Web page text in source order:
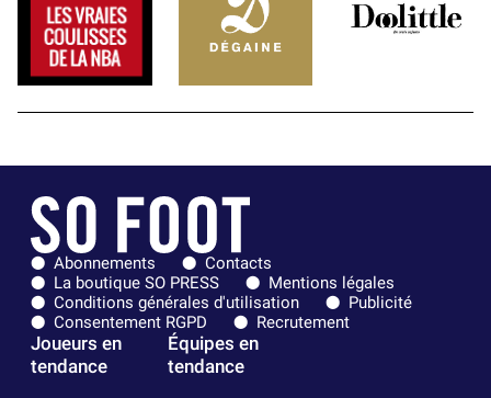
Abonnements
Contacts
La boutique SO PRESS
Mentions légales
Conditions générales d'utilisation
Publicité
Consentement RGPD
Recrutement
Joueurs en
tendance
Équipes en
tendance